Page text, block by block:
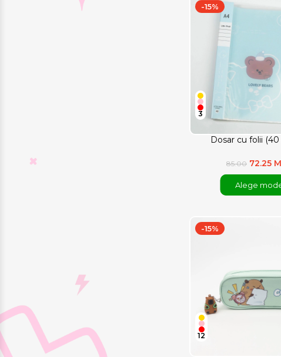
Dosar cu folii
-15%
3
85.00 72.25
Alege
-15%
12